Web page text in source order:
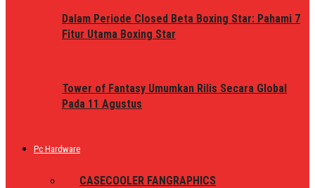
Dalam Periode Closed Beta Boxing Star: Pahami 7
Fitur Utama Boxing Star
Tower of Fantasy Umumkan Rilis Secara Global
Pada 11 Agustus
Pc Hardware
CASECOOLER FAN GRAPHICS